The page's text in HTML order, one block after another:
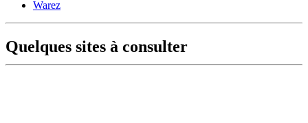
Warez
Quelques sites à consulter